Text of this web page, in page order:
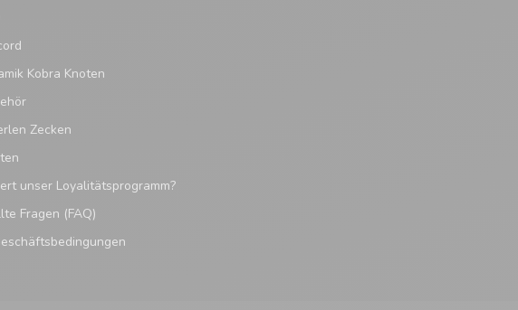
Kobra Knoten
Zecken
unser Loyalitätsprogramm?
Fragen (FAQ)